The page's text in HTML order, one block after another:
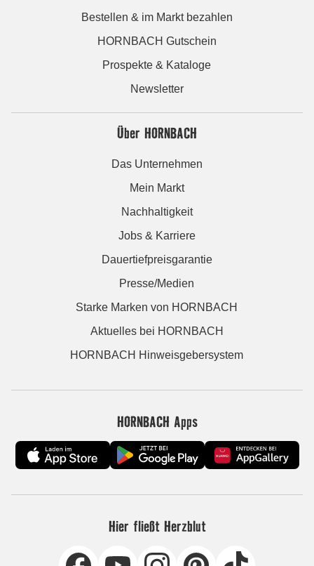
Bestellen & im Markt bezahlen
HORNBACH Gutschein
Prospekte & Kataloge
Newsletter
Über HORNBACH
Das Unternehmen
Mein Markt
Nachhaltigkeit
Jobs & Karriere
Dauertiefpreisgarantie
Presse/Medien
Starke Marken von HORNBACH
Aktuelles bei HORNBACH
HORNBACH Hinweisgebersystem
HORNBACH Apps
Hier fließt Herzblut